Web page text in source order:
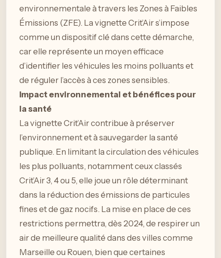
environnementale à travers les Zones à Faibles
Émissions (ZFE). La vignette Crit’Air s’impose
comme un dispositif clé dans cette démarche,
car elle représente un moyen efficace
d’identifier les véhicules les moins polluants et
de réguler l’accès à ces zones sensibles.
Impact environnemental et bénéfices pour
la santé
La vignette Crit’Air contribue à préserver
l’environnement et à sauvegarder la santé
publique. En limitant la circulation des véhicules
les plus polluants, notamment ceux classés
Crit’Air 3, 4 ou 5, elle joue un rôle déterminant
dans la réduction des émissions de particules
fines et de gaz nocifs. La mise en place de ces
restrictions permettra, dès 2024, de respirer un
air de meilleure qualité dans des villes comme
Marseille ou Rouen, bien que certaines